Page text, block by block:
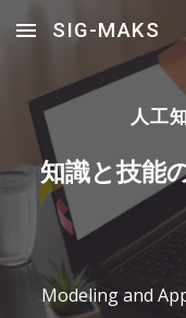
Skip to main content
SIG-MAKS
人工
知識と技能
Modeling and